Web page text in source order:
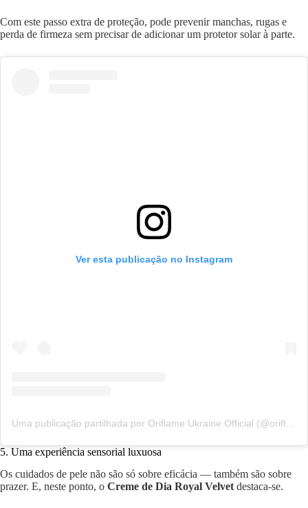
Com este passo extra de proteção, pode prevenir manchas, rugas e
perda de firmeza sem precisar de adicionar um protetor solar à parte.
Ver esta publicação no Instagram
5. Uma experiência sensorial luxuosa
Os cuidados de pele não são só sobre eficácia — também são sobre
prazer. E, neste ponto, o Creme de Dia Royal Velvet destaca-se.